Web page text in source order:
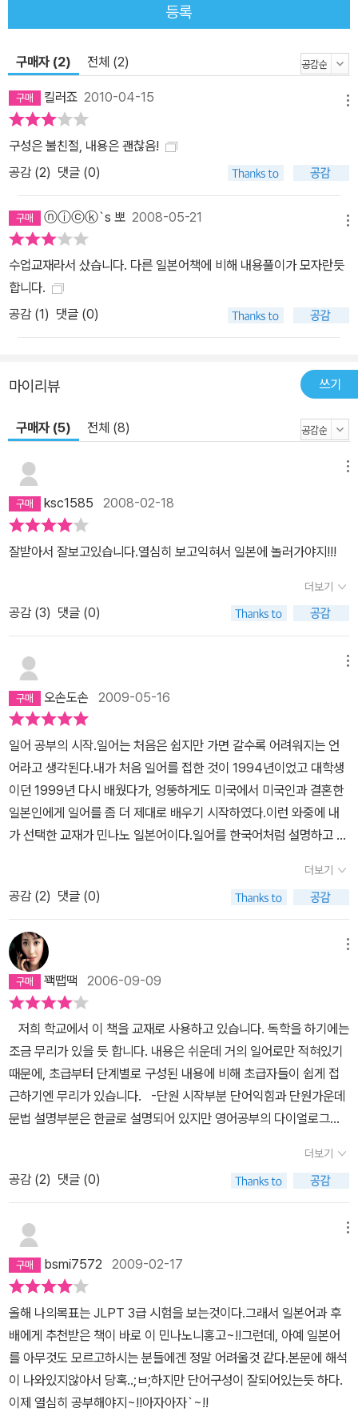
등록
구매자 (2) 전체 (2)
킬러죠 2010-04-15
구성은 불친절, 내용은 괜찮음!
공감 (2) 댓글 (0)
ⓝⓘⓒⓚ`s 뽀 2008-05-21
수업교재라서 샀습니다. 다른 일본어책에 비해 내용풀이가 모자란듯
합니다.
공감 (1) 댓글 (0)
마이리뷰 쓰기
구매자 (5) 전체 (8)
ksc1585 2008-02-18
잘받아서 잘보고있습니다.열심히 보고익혀서 일본에 놀러가야지!!!
더보기
공감 (3) 댓글 (0)
오손도손 2009-05-16
일어 공부의 시작.일어는 처음은 쉽지만 가면 갈수록 어려워지는 언
어라고 생각된다.내가 처음 일어를 접한 것이 1994년이었고 대학생
이던 1999년 다시 배웠다가, 엉뚱하게도 미국에서 미국인과 결혼한
일본인에게 일어를 좀 더 제대로 배우기 시작하였다.이런 와중에 내
가 선택한 교재가 민나노 일본어이다.일어를 한국어처럼 설명하고 있
다.일어를 쌩판 처음 시작하는 사람, 또는 독학으로 일어를 공부하려
는 사람에게는 맨땅에 해딩하는 기분일 것이다.그러나 일어를 접해
본 사람, 히라가나 카타카나 읽을 수 있는 사람, 선생님을 모시고 공부
하는 사람에게는 최상의 교재이다.
더보기
공감 (2) 댓글 (0)
꽥땝땍 2006-09-09
저희 학교에서 이 책을 교재로 사용하고 있습니다. 독학을 하기에는
조금 무리가 있을 듯 합니다. 내용은 쉬운데 거의 일어로만 적혀있기
때문에, 초급부터 단계별로 구성된 내용에 비해 초급자들이 쉽게 접
근하기엔 무리가 있습니다. -단원 시작부분 단어익힘과 단원가운데
문법 설명부분은 한글로 설명되어 있지만 영어공부의 다이얼로그같
무것도 없습니다. 이 책을 들어갈땐 히라가나조차도 하나도 모르는
상태에서 시작했습니다. 수업의 교재로서도 혼자 처음시작하기엔 무
리가 있는데 독학이라면 더욱 무리입니다. 그러나 히라가나를 알고
있고, 일본드라마등을 통해 일어자체에 흥미가 있고 감이 약간있는사
더보기
공감 (2) 댓글 (0)
bsmi7572 2009-02-17
올해 나의목표는 JLPT 3급 시험을 보는것이다.그래서 일본어과 후
배에게 추천받은 책이 바로 이 민나노니홍고~!!그런데, 아예 일본어
를 아무것도 모르고하시는 분들에겐 정말 어려울것 같다.본문에 해석
이 나와있지않아서 당혹..;ㅂ;하지만 단어구성이 잘되어있는듯 하다.
이제 열심히 공부해야지~!!아자아자`~!!